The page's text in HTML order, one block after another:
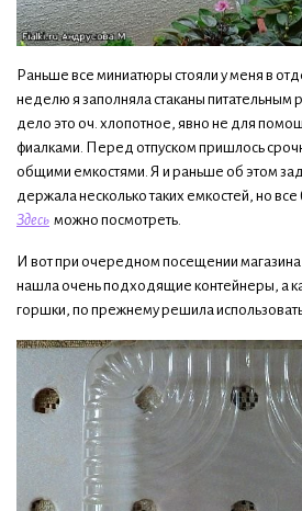
Раньше все миниатюры стояли у меня в
неделю я заполняла стаканы питательным
дело это оч. хлопотное, явно не для
фиалками. Перед отпуском пришлось
общими емкостями. Я и раньше об этом
держала несколько таких емкостей, но все
Здесь можно посмотреть.
И вот при очередном посещении
нашла очень подходящие контейнеры, а
горшки, по прежнему решила